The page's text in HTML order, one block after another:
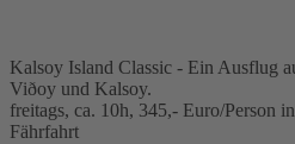
Kalsoy Island Classic - Ein Ausflug
Viðoy und Kalsoy.
freitags, ca. 10h, 345,- Euro/Person
Fährfahrt